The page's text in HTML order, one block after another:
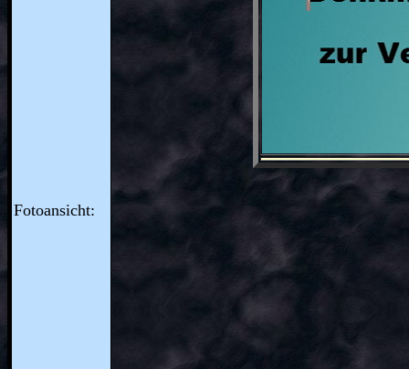
Fotoansicht: